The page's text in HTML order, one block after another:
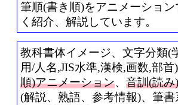
筆順(書き順)をアニメーショ
く紹介、解説しています。
教科書体イメージ、文字分類(
用/人名,JIS水準,漢検,画数,部首)
順)アニメーション、 音訓(読み)
(解説、熟語、参考情報)、筆